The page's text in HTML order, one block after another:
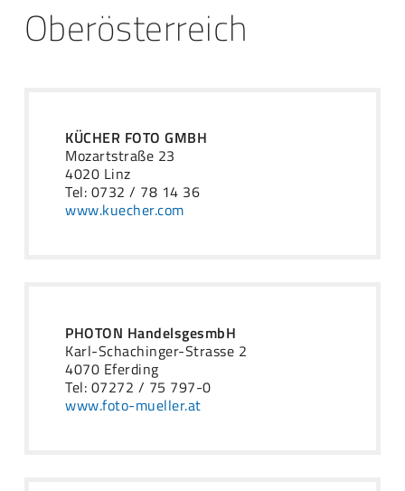
Oberösterreich
KÜCHER FOTO GMBH
Mozartstraße 23
4020 Linz
Tel: 0732 / 78 14 36
www.kuecher.com
PHOTON HandelsgesmbH
Karl-Schachinger-Strasse 2
4070 Eferding
Tel: 07272 / 75 797-0
www.foto-mueller.at